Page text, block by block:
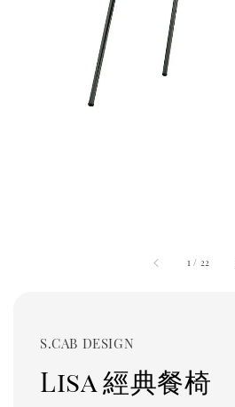
1 / 22
S.CAB DESIGN
Lisa 經典餐椅